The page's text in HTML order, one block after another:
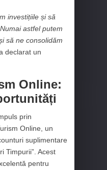
investițiile și să
astfel putem
să ne consolidăm
declarat un
Online:
prin
Online, un
suplimentare
Timpurii”. Acest
pentru